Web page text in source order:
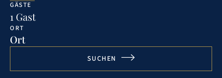
GÄSTE
1 Gast
ORT
Ort
SUCHEN